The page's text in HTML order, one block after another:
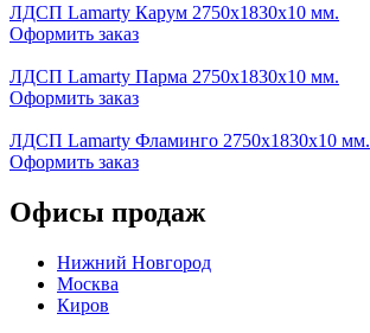
ЛДСП Lamarty Карум 2750х1830х10 мм.
Оформить заказ
ЛДСП Lamarty Парма 2750х1830х10 мм.
Оформить заказ
ЛДСП Lamarty Фламинго 2750х1830х10 мм.
Оформить заказ
Офисы продаж
Нижний Новгород
Москва
Киров